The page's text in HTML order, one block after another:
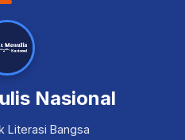
Nasional
Literasi Bangsa